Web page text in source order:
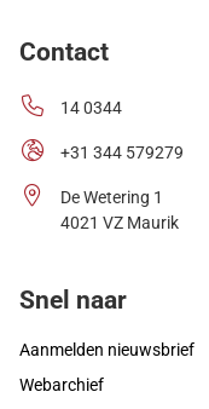
Contact
14 0344
+31 344 579279
De Wetering 1
4021 VZ Maurik
Snel naar
Aanmelden nieuwsbrief
Webarchief